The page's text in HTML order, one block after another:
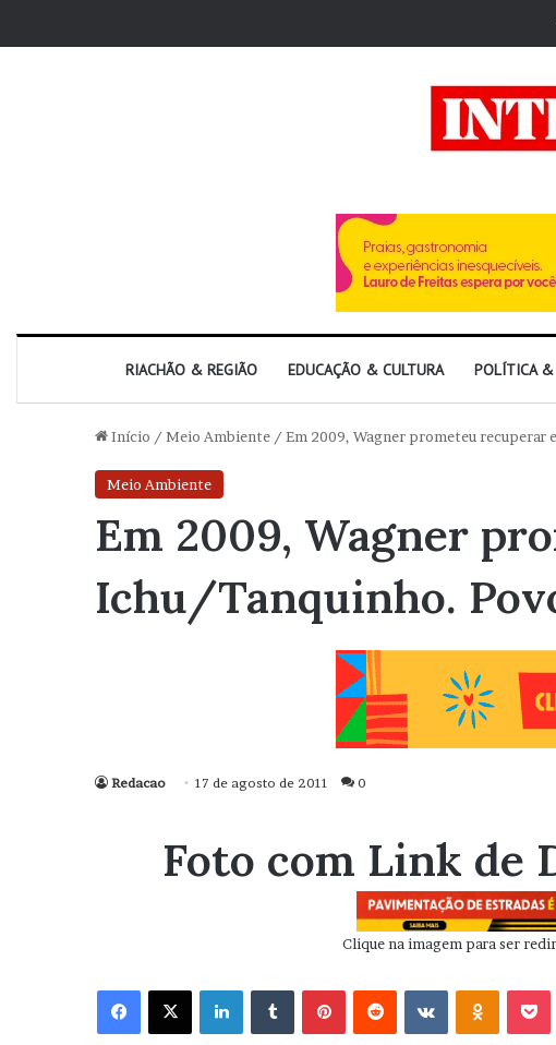
RIACHÃO & REGIÃO EDUCAÇÃO & CULTURA POLÍTICA &
Início / Meio Ambiente / Em 2009, Wagner prometeu recuperar
Meio Ambiente
Em 2009, Wagner
Ichu/Tanquinho.
Redacao 17 de agosto de 2011 0
Foto com Link de
Clique na imagem para ser
Facebook X Linkedin VK OK